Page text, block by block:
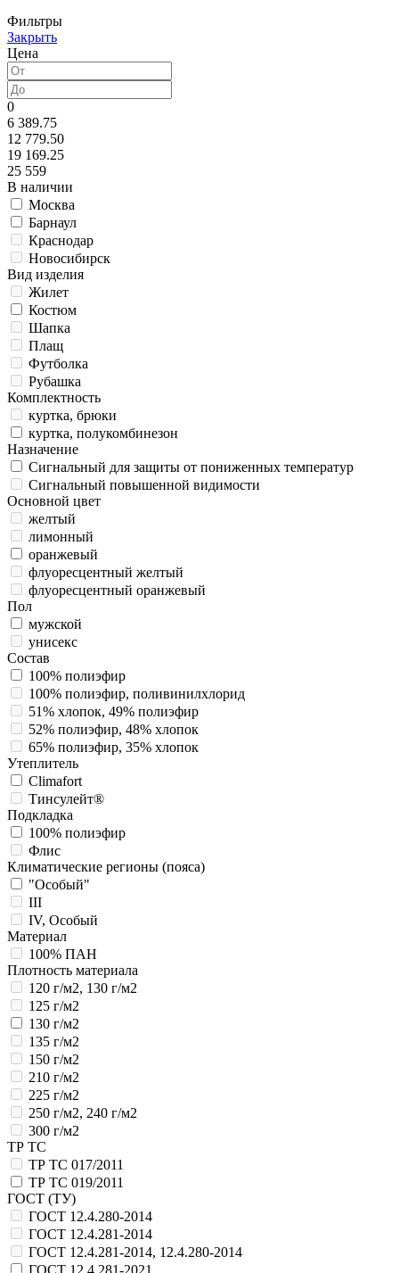
Фильтры
Закрыть
Цена
0
6 389.75
12 779.50
19 169.25
25 559
В наличии
Москва
Барнаул
Краснодар
Новосибирск
Вид изделия
Жилет
Костюм
Шапка
Плащ
Футболка
Рубашка
Комплектность
куртка, брюки
куртка, полукомбинезон
Назначение
Сигнальный для защиты от пониженных температур
Сигнальный повышенной видимости
Основной цвет
желтый
лимонный
оранжевый
флуоресцентный желтый
флуоресцентный оранжевый
Пол
мужской
унисекс
Состав
100% полиэфир
100% полиэфир, поливинилхлорид
51% хлопок, 49% полиэфир
52% полиэфир, 48% хлопок
65% полиэфир, 35% хлопок
Утеплитель
Climafort
Тинсулейт®
Подкладка
100% полиэфир
Флис
Климатические регионы (пояса)
"Особый"
III
IV, Особый
Материал
100% ПАН
Плотность материала
120 г/м2, 130 г/м2
125 г/м2
130 г/м2
135 г/м2
150 г/м2
210 г/м2
225 г/м2
250 г/м2, 240 г/м2
300 г/м2
ТР ТС
ТР ТС 017/2011
ТР ТС 019/2011
ГОСТ (ТУ)
ГОСТ 12.4.280-2014
ГОСТ 12.4.281-2014
ГОСТ 12.4.281-2014, 12.4.280-2014
ГОСТ 12.4.281-2021